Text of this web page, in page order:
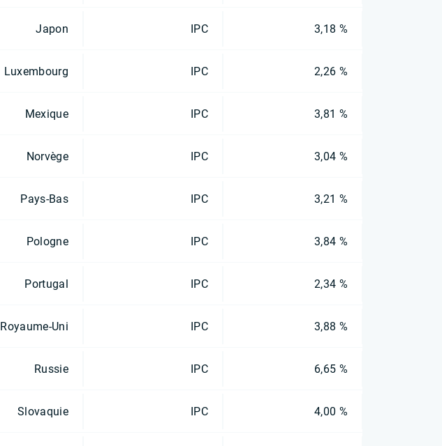
Japon IPC 3,18 %
Luxembourg IPC 2,26 %
Mexique IPC 3,81 %
Norvège IPC 3,04 %
Pays-Bas IPC 3,21 %
Pologne IPC 3,84 %
Portugal IPC 2,34 %
Royaume-Uni IPC 3,88 %
Russie IPC 6,65 %
Slovaquie IPC 4,00 %